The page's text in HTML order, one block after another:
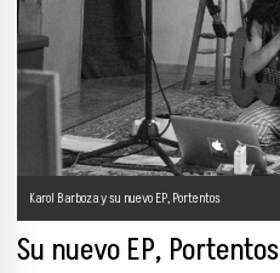
Karol Barboza y su nuevo EP, Portentos
Su nuevo EP, Portentos